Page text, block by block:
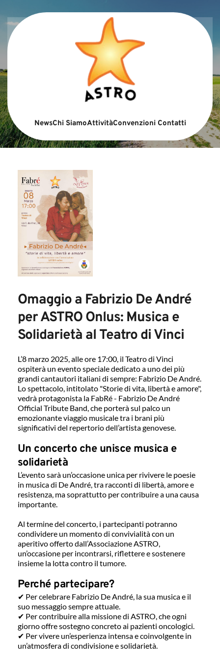
NewsChi SiamoAttivitàConvenzioni Contatti
Omaggio a Fabrizio De André
per ASTRO Onlus: Musica e
Solidarietà al Teatro di Vinci
L’8 marzo 2025, alle ore 17:00, il Teatro di Vinci
ospiterà un evento speciale dedicato a uno dei più
grandi cantautori italiani di sempre: Fabrizio De André.
Lo spettacolo, intitolato "Storie di vita, libertà e amore",
vedrà protagonista la FabRé - Fabrizio De André
Official Tribute Band, che porterà sul palco un
emozionante viaggio musicale tra i brani più
significativi del repertorio dell’artista genovese.
Un concerto che unisce musica e
solidarietà
L’evento sarà un’occasione unica per rivivere le poesie
in musica di De André, tra racconti di libertà, amore e
resistenza, ma soprattutto per contribuire a una causa
importante.
Al termine del concerto, i partecipanti potranno
condividere un momento di convivialità con un
aperitivo offerto dall’Associazione ASTRO,
un’occasione per incontrarsi, riflettere e sostenere
insieme la lotta contro il tumore.
Perché partecipare?
✔ Per celebrare Fabrizio De André, la sua musica e il
suo messaggio sempre attuale.
✔ Per contribuire alla missione di ASTRO, che ogni
giorno offre sostegno concreto ai pazienti oncologici.
✔ Per vivere un’esperienza intensa e coinvolgente in
un’atmosfera di condivisione e solidarietà.